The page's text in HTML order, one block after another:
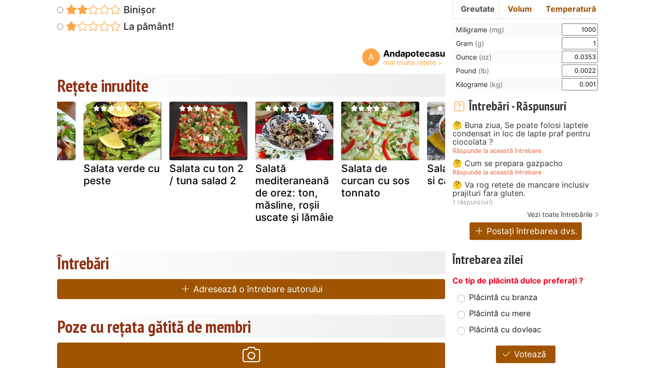
Binișor
La pământ!
A Andapotecasu
Rețete inrudite
Salata verde cu
peste
Salata cu ton 2
/ tuna salad 2
Salată
mediteraneană
de orez: ton,
măsline, roșii
uscate și lămâie
Salata de
curcan cu sos
tonnato
Salata de linte
si cartofi dulci
Salata de ton
cu andive
Întrebări
Adresează o întrebare autorului
Poze cu rețata gătită de membri
Greutate Volum Temperatură
Miligrame (mg)
Gram (g)
Ounce (oz)
Pound (lb)
Kilograme (kg)
Întrebări - Răspunsuri
🤔 Buna ziua, Se poate folosi laptele
condensat in loc de lapte praf pentru
ciocolata ?
Răspunde la această întrebare
🤔 Cum se prepara gazpacho
Răspunde la această întrebare
🤔 Va rog retete de mancare inclusiv
prajituri fara gluten.
1 răspuns(uri)
Vezi toate întrebările
Postați întrebarea dvs.
Întrebarea zilei
Ce tip de plăcintă dulce preferați ?
Plăcintă cu branza
Plăcintă cu mere
Plăcintă cu dovleac
Votează